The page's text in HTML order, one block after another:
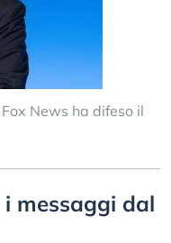
News ha difeso il
messaggi dal